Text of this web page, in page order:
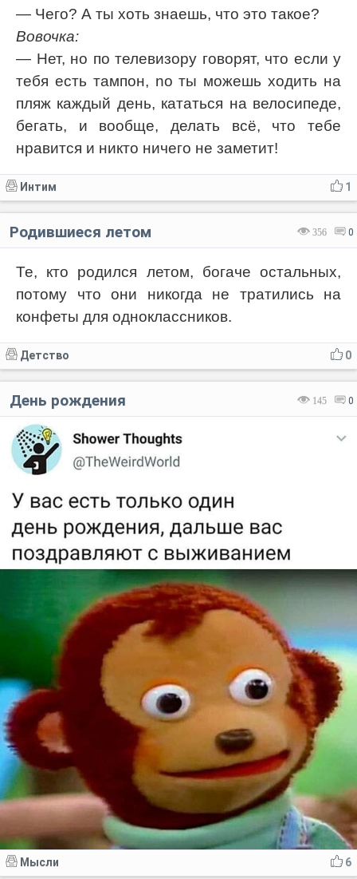
— Чего? А ты хоть знаешь, что это такое?
Вовочка:
— Нет, но по телевизору говорят, что если у
тебя есть тампон, nо ты можешь ходить на
пляж каждый день, кататься на велосипеде,
бегать, и вообще, делать всё, что тебе
нравится и никто ничего не заметит!
1
Интим
356 0
Родившиеся летом
Те, кто родился летом, богаче остальных,
потому что они никогда не тратились на
конфеты для одноклассников.
0
Детство
145 0
День рождения
6
Мысли